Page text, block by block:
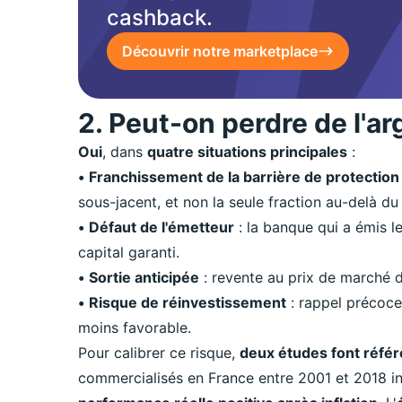
cashback.
Découvrir notre marketplace
2. Peut-on perdre de
Oui, dansquatre situations principales :
• Franchissement de la barrière de
sous-jacent, et non la seule fraction au-delà du
• Défaut de l'émetteur : la banque qui a émis
capital garanti.
• Sortie anticipée : revente au prix de marché
• Risque de réinvestissement : rappel
moins favorable.
Pour calibrer ce risque,deux études font
commercialisés en France entre 2001 et 2018